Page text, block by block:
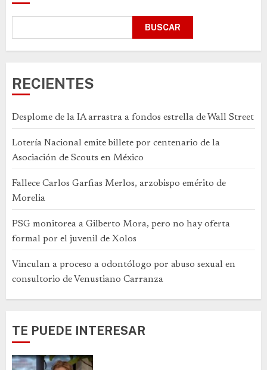
BUSCAR
RECIENTES
Desplome de la IA arrastra a fondos estrella de Wall Street
Lotería Nacional emite billete por centenario de la
Asociación de Scouts en México
Fallece Carlos Garfias Merlos, arzobispo emérito de
Morelia
PSG monitorea a Gilberto Mora, pero no hay oferta
formal por el juvenil de Xolos
Vinculan a proceso a odontólogo por abuso sexual en
consultorio de Venustiano Carranza
TE PUEDE INTERESAR